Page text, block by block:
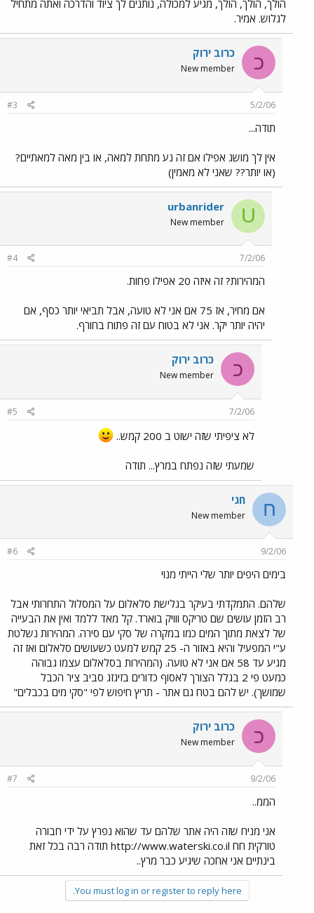
הולך, הולך, הולך, מגיע למכולה, נותנים לך ציוד והדרכה ואתה מתחיל
לגלוש. אמיר.
כ כרוב ירוק
New member
5/2/06
#3
תודה...
אין לך מושג אפילו אם זה נע מתחת למאה, או בין מאה למאתיים?
(או יותר?? שאני לא מאמין)
U
urbanrider
New member
7/2/06
#4
המהירות? זה איזה 20 אפילו פחות.
אם מחיר, אז 75 אם אני לא טועה, אבל תביאי יותר כסף, אם
יהיה יותר יקר. אני לא בטוח עם זה פתוח בחורף.
כ כרוב ירוק
New member
7/2/06
#5
לא ציפיתי שזה ישוט ב 200 קמש..
שמעתי שזה נפתח במרץ... תודה
ח חגי
New member
9/2/06
#6
בימים היפים יותר שלי הייתי מנוי
שלהם. התמקדתי בעיקר בגלישת סלאלום על המסלול התחרותי אבל
רב הזמן עושים שם טריקס ווויק בוארד. קל מאד ללמד ואין את הבעייה
של לצאת מתוך המים כמו במקרה של סקי עם סירה. המהירות נשלטת
ע"י המפעיל והיא באזור ה- 25 קמש למעט כשעושים סלאלום ואז זה
מגיע עד 58 אם אני לא טועה. (המהירות בסלאלום עצמו גבוהה
כמעט פי 2 בגלל הצורך לאסוף כדורים בזיגזג סביב ציר הכבל
שמושך). יש להם בטח גם אתר - תריץ חיפוש לפי "סקי מים בכבלים"
כ כרוב ירוק
New member
9/2/06
#7
הממ..
אני מניח שזה היה אתר שלהם עד שהוא נפרץ על ידי חבורה
טורקית חח http://www.waterski.co.il תודה רבה בכל זאת
בינתיים אני אחכה שיגיע כבר מרץ..
You must log in or register to reply here.